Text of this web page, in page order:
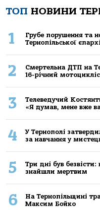
ТОП НОВИНИ
1
Грубе порушення та
Тернопільської
2
Смертельнa ДТП нa
16-річний
3
Телеведучий
«Я думав, мене вже
4
У Тернополі
за навчання у
5
Три дні був
знайшли мертвим
6
На Тернопільщині
Максим Бойко